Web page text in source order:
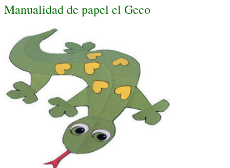
Manualidad de papel el Geco